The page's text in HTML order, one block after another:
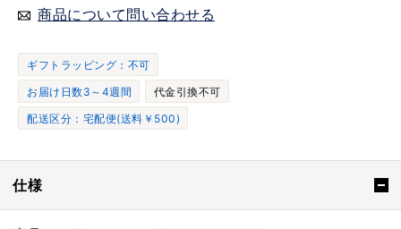
商品について問い合わせる
ギフトラッピング：不可
お届け日数3～4週間
代金引換不可
配送区分：宅配便(送料￥500)
仕様